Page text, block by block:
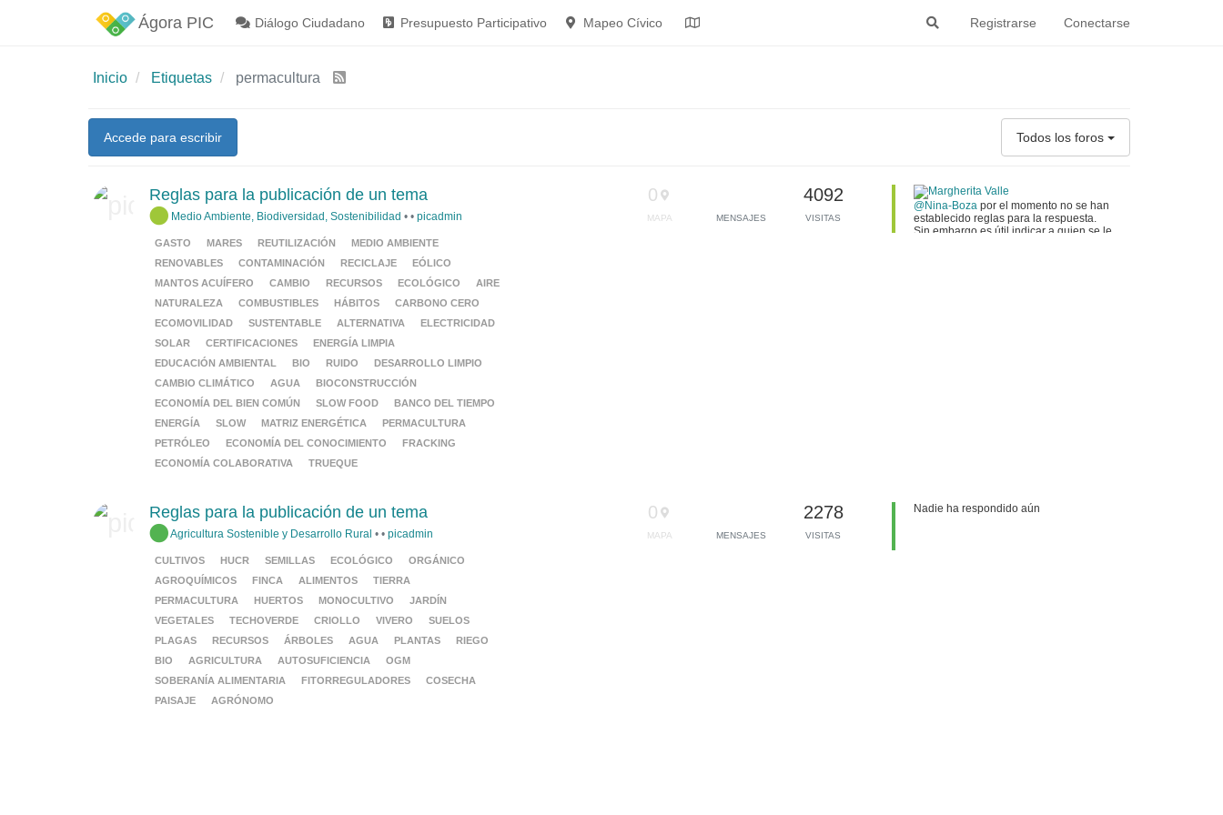
Ágora PIC Registrarse Conectarse
Diálogo Ciudadano Presupuesto Participativo Mapeo Cívico
Inicio Etiquetas permacultura
Accede para escribir Todos los foros
Reglas para la publicación de un tema
Medio Ambiente, Biodiversidad, Sostenibilidad •
GASTO MARES REUTILIZACIÓN
MEDIO AMBIENTE
RENOVABLES
CONTAMINACIÓN RECICLAJE
EÓLICO
MANTOS ACUÍFERO
CAMBIO RECURSOS ECOLÓGICO
AIRE
NATURALEZA
COMBUSTIBLES HÁBITOS
CARBONO CERO
ECOMOVILIDAD
SUSTENTABLE ALTERNATIVA
ELECTRICIDAD
SOLAR
CERTIFICACIONES
ENERGÍA LIMPIA
EDUCACIÓN AMBIENTAL
BIO RUIDO
DESARROLLO LIMPIO
CAMBIO CLIMÁTICO
AGUA
BIOCONSTRUCCIÓN
ECONOMÍA DEL BIEN COMÚN
SLOW FOOD
BANCO DEL TIEMPO
ENERGÍA
SLOW MATRIZ ENERGÉTICA
PERMACULTURA
PETRÓLEO
ECONOMÍA DEL CONOCIMIENTO
FRACKING
ECONOMÍA COLABORATIVA
TRUEQUE
•picadmin
0
MAPA MENSAJES
4092
VISITAS
@Nina-Bozapor el momento no se han
establecido reglas para la respuesta.
Sin embargo es útil indicar a quien se le
Reglas para la publicación de un tema
Agricultura Sostenible y Desarrollo Rural •
CULTIVOS HUCR SEMILLAS ECOLÓGICO
ORGÁNICO
AGROQUÍMICOS
FINCA ALIMENTOS
TIERRA
PERMACULTURA
HUERTOS MONOCULTIVO
JARDÍN
VEGETALES
TECHOVERDE CRIOLLO VIVERO
SUELOS
PLAGAS
RECURSOS ÁRBOLES AGUA PLANTAS
RIEGO
BIO
AGRICULTURA AUTOSUFICIENCIA
OGM
SOBERANÍA ALIMENTARIA
FITORREGULADORES
COSECHA
PAISAJE
AGRÓNOMO
•picadmin
0
MAPA MENSAJES
2278
VISITAS
Nadie ha respondido aún